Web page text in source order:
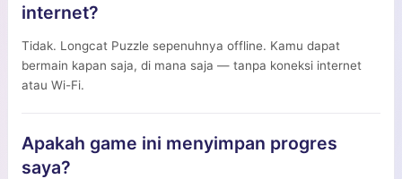
internet?
Tidak. Longcat Puzzle sepenuhnya offline. Kamu dapat
bermain kapan saja, di mana saja — tanpa koneksi internet
atau Wi-Fi.
Apakah game ini menyimpan progres
saya?